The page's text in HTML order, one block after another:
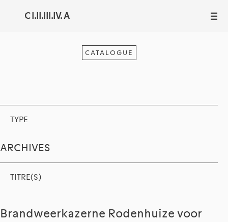
C I.II.III.IV. A III
CATALOGUE
TYPE
ARCHIVES
TITRE(S)
Brandweerkazerne Rodenhuize voor